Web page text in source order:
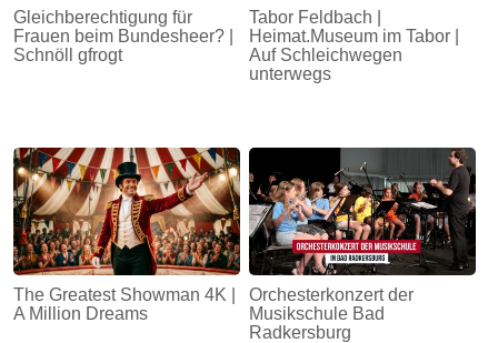
Gleichberechtigung für
Frauen beim Bundesheer? |
Schnöll gfrogt
Tabor Feldbach |
Heimat.Museum im Tabor |
Auf Schleichwegen
unterwegs
The Greatest Showman 4K |
A Million Dreams
Orchesterkonzert der
Musikschule Bad
Radkersburg